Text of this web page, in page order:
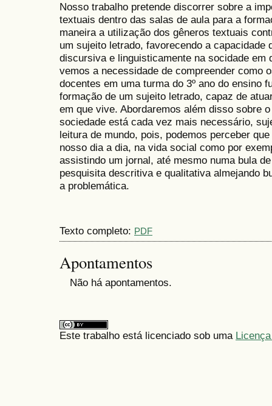
Nosso trabalho pretende discorrer sobre a
textuais dentro das salas de aula para a
maneira a utilização dos gêneros textuais
um sujeito letrado, favorecendo a capacidade
discursiva e linguisticamente na socidade em
vemos a necessidade de compreender como
docentes em uma turma do 3º ano do ensino
formação de um sujeito letrado, capaz de
em que vive. Abordaremos além disso sobre
sociedade está cada vez mais necessário,
leitura de mundo, pois, podemos perceber
nosso dia a dia, na vida social como por
assistindo um jornal, até mesmo numa bula
pesquisita descritiva e qualitativa almejando
a problemática.
Texto completo: PDF
Apontamentos
Não há apontamentos.
Este trabalho está licenciado sob uma